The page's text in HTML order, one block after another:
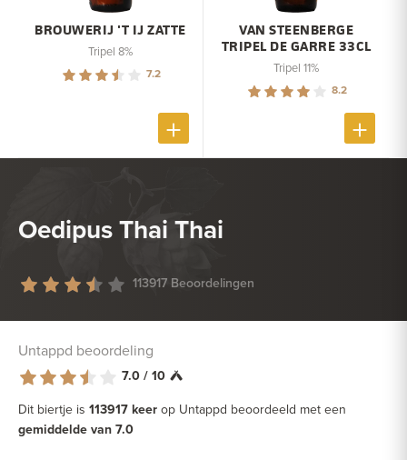
BROUWERIJ 'T IJ ZATTE
Tripel 8%
7.2
VAN STEENBERGE
TRIPEL DE GARRE 33CL
Tripel 11%
8.2
Oedipus Thai Thai
113917 Beoordelingen
Untappd beoordeling
7.0 / 10
Dit biertje is 113917 keer op Untappd beoordeeld met een
gemiddelde van 7.0